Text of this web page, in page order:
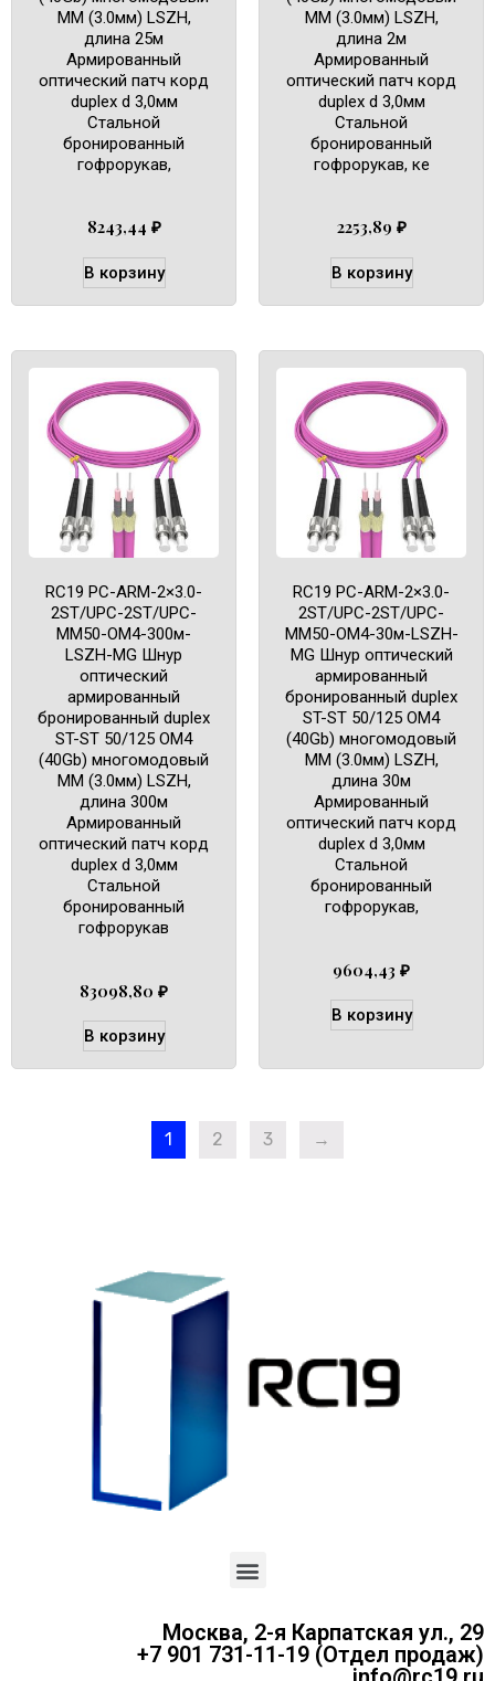
MM (3.0мм) LSZH,
длина 25м
Армированный
оптический патч корд
duplex d 3,0мм
Cтальной
бронированный
гофрорукав,
8243,44 ₽
В корзину
MM (3.0мм) LSZH,
длина 2м
Армированный
оптический патч корд
duplex d 3,0мм
Cтальной
бронированный
гофрорукав, ке
2253,89 ₽
В корзину
RC19 PC-ARM-2×3.0-
2ST/UPC-2ST/UPC-
MM50-OM4-300м-
LSZH-MG Шнур
оптический
армированный
бронированный duplex
ST-ST 50/125 OM4
(40Gb) многомодовый
MM (3.0мм) LSZH,
длина 300м
Армированный
оптический патч корд
duplex d 3,0мм
Cтальной
бронированный
гофрорукав
83098,80 ₽
В корзину
RC19 PC-ARM-2×3.0-
2ST/UPC-2ST/UPC-
MM50-OM4-30м-LSZH-
MG Шнур оптический
армированный
бронированный duplex
ST-ST 50/125 OM4
(40Gb) многомодовый
MM (3.0мм) LSZH,
длина 30м
Армированный
оптический патч корд
duplex d 3,0мм
Cтальной
бронированный
гофрорукав,
9604,43 ₽
В корзину
1 2 3 →
Москва, 2-я Карпатская ул., 29
+7 901 731-11-19 (Отдел продаж)